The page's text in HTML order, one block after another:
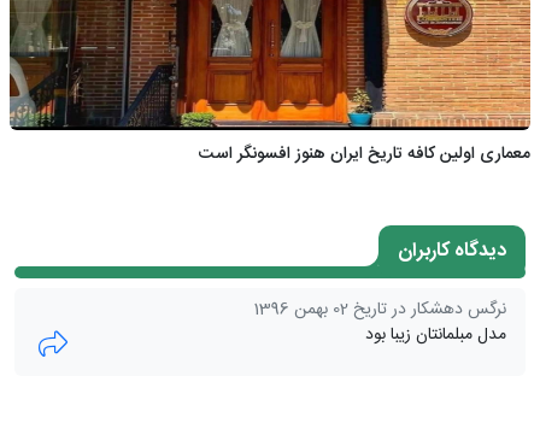
معماری اولین کافه تاریخ ایران هنوز افسونگر است
دیدگاه کاربران
نرگس دهشکار در تاریخ 02 بهمن 1396
مدل مبلمانتان زیبا بود